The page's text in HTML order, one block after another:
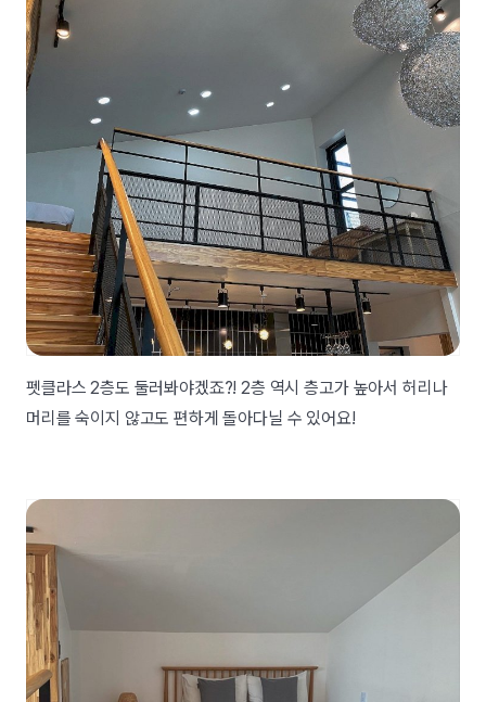
펫클라스 2층도 둘러봐야겠죠?! 2층 역시 층고가 높아서 허리나
머리를 숙이지 않고도 편하게 돌아다닐 수 있어요!